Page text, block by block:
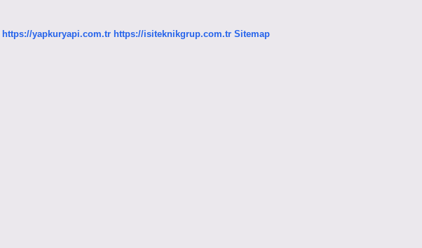
https://yapkuryapi.com.tr https://isiteknikgrup.com.tr Sitemap